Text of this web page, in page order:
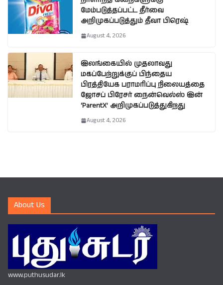
மேம்படுத்தப்பட்ட தீர்வை
அறிமுகப்படுத்தும் தீவா பிரெஷ்
August 4, 2026
இலங்கையில் முதலாவது
மகப்பேற்றுக்குப் பிந்தைய
பிரத்தியேக பராமரிப்பு நிலையத்தை
ஜோசப் பிரேசர் நைன்வெல்ஸ் இன்
‘ParentX’ அறிமுகப்படுத்துகிறது
August 4, 2026
About Us
www.puthusudar.lk